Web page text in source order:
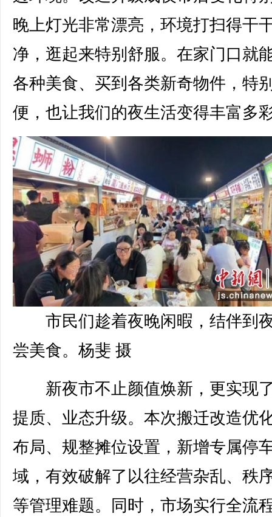
晚上灯光非常漂亮，环境打扫得干
净，逛起来特别舒服。在家门口就
各种美食、买到各类新奇物件，特
便，也让我们的夜生活变得丰富多
市民们趁着夜晚闲暇，结伴到
尝美食。杨斐 摄
新夜市不止颜值焕新，更实现
提质、业态升级。本次搬迁改造优
布局、规整摊位设置，新增专属停
域，有效破解了以往经营杂乱、秩
等管理难题。同时，市场实行全流